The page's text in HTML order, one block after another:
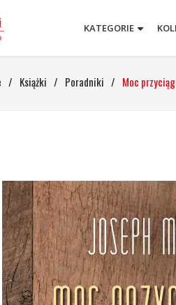
KATEGORIE
/ Książki / Poradniki / Moc